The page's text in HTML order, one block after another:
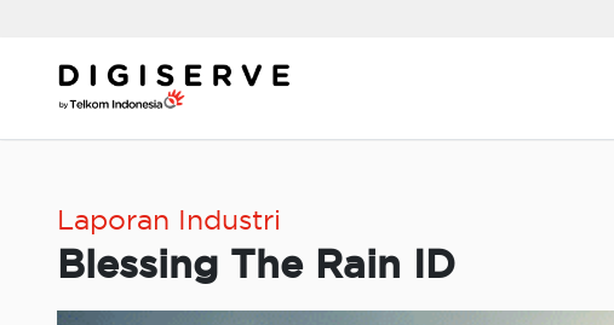
content
Laporan Industri
Blessing The Rain ID